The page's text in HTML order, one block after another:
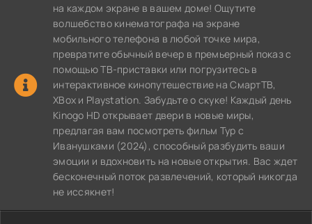
на каждом экране в вашем доме! Ощутите
волшебство кинематографа на экране
мобильного телефона в любой точке мира,
превратите обычный вечер в премьерный показ с
помощью ТВ-приставки или погрузитесь в
интерактивное кинопутешествие на СмартТВ,
XBox и Playstation. Забудьте о скуке! Каждый день
Kinogo HD открывает двери в новые миры,
предлагая вам посмотреть фильм Тур с
Иванушками (2024), способный разбудить ваши
эмоции и вдохновить на новые открытия. Вас ждет
бесконечный поток развлечений, который никогда
не иссякнет!